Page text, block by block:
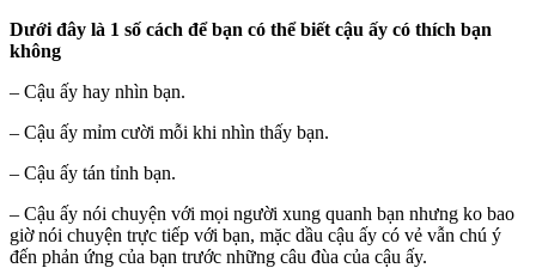
Dưới đây là 1 số cách để bạn có thể biết cậu ấy có thích bạn
không
– Cậu ấy hay nhìn bạn.
– Cậu ấy mỉm cười mỗi khi nhìn thấy bạn.
– Cậu ấy tán tỉnh bạn.
– Cậu ấy nói chuyện với mọi người xung quanh bạn nhưng ko bao
giờ nói chuyện trực tiếp với bạn, mặc dầu cậu ấy có vẻ vẫn chú ý
đến phản ứng của bạn trước những câu đùa của cậu ấy.